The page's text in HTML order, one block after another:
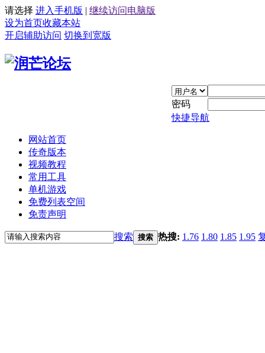
请选择 进入手机版 | 继续访问电脑版
设为首页收藏本站
开启辅助访问 切换到宽版
密码
快捷导航
网站首页
传奇版本
视频教程
常用工具
单机游戏
免费列表空间
免责声明
搜索 搜索 热搜: 1.76 1.80 1.85 1.95